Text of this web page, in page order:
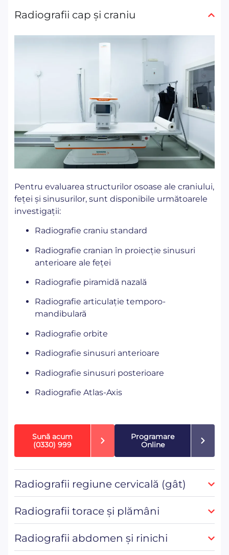
Radiografii cap și craniu
Pentru evaluarea structurilor osoase ale craniului,
feței și sinusurilor, sunt disponibile următoarele
investigații:
Radiografie craniu standard
Radiografie cranian în proiecție sinusuri
anterioare ale feței
Radiografie piramidă nazală
Radiografie articulație temporo-
mandibulară
Radiografie orbite
Radiografie sinusuri anterioare
Radiografie sinusuri posterioare
Radiografie Atlas-Axis
Sună acum
(0330) 999
Programare
Online
Radiografii regiune cervicală (gât)
Radiografii torace și plămâni
Radiografii abdomen și rinichi